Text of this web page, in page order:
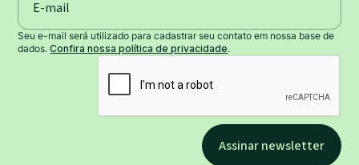
Seu e-mail será utilizado para cadastrar seu contato em nossa base de
dados.Confira nossa política de privacidade.